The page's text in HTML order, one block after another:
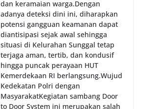
dan keramaian warga.‎‎Dengan
adanya deteksi dini ini, diharapkan
potensi gangguan keamanan dapat
diantisipasi sejak awal sehingga
situasi di Kelurahan Sunggal tetap
terjaga aman, tertib, dan kondusif
hingga puncak perayaan HUT
Kemerdekaan RI berlangsung.‎‎Wujud
Kedekatan Polri dengan
Masyarakat‎Kegiatan sambang Door
to Door System ini merupakan salah